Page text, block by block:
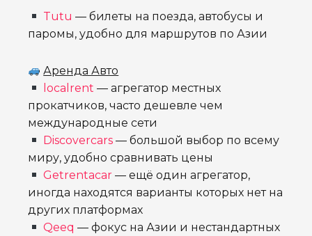
Tutu — билеты на поезда, автобусы и
паромы, удобно для маршрутов по Азии
Аренда Авто
localrent — агрегатор местных
прокатчиков, часто дешевле чем
международные сети
Discovercars — большой выбор по всему
миру, удобно сравнивать цены
Getrentacar — ещё один агрегатор,
иногда находятся варианты которых нет на
других платформах
Qeeq — фокус на Азии и нестандартных